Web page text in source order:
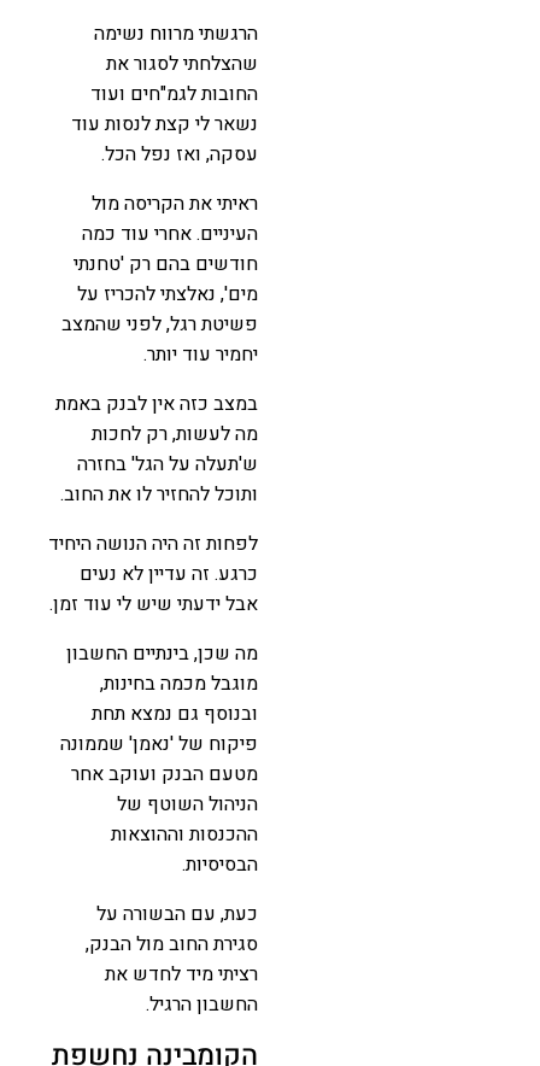
הרגשתי מרווח נשימה
שהצלחתי לסגור את
החובות לגמ"חים ועוד
נשאר לי קצת לנסות עוד
עסקה, ואז נפל הכל.
ראיתי את הקריסה מול
העיניים. אחרי עוד כמה
חודשים בהם רק 'טחנתי
מים', נאלצתי להכריז על
פשיטת רגל, לפני שהמצב
יחמיר עוד יותר.
במצב כזה אין לבנק באמת
מה לעשות, רק לחכות
ש'תעלה על הגל' בחזרה
ותוכל להחזיר לו את החוב.
לפחות זה היה הנושה היחיד
כרגע. זה עדיין לא נעים
אבל ידעתי שיש לי עוד זמן.
מה שכן, בינתיים החשבון
מוגבל מכמה בחינות,
ובנוסף גם נמצא תחת
פיקוח של 'נאמן' שממונה
מטעם הבנק ועוקב אחר
הניהול השוטף של
ההכנסות וההוצאות
הבסיסיות.
כעת, עם הבשורה על
סגירת החוב מול הבנק,
רציתי מיד לחדש את
החשבון הרגיל.
הקומבינה נחשפת